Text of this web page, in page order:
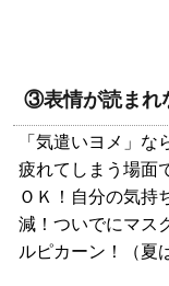
③表情が読まれ
「気遣いヨメ」
疲れてしまう場面
ＯＫ！自分の気持
減！ついでにマス
ルピカーン！（夏